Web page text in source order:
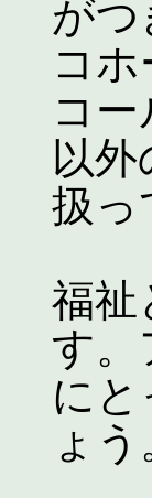
がつ
コ
コ
以
扱っ
福祉
す。
に
ょう